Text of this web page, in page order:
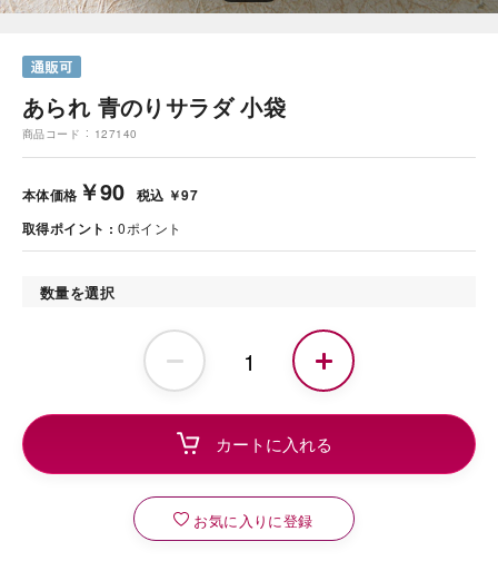
あられ 青のりサラダ 小袋
商品コード 127140
本体価格 ￥90
税込 ￥97
取得ポイント
0ポイント
数量を選択
お気に入りに登録